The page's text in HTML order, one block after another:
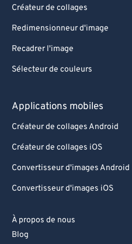
Créateur de collages
Redimensionneur d'image
Recadrer l'image
Sélecteur de couleurs
Applications mobiles
Créateur de collages Android
Créateur de collages iOS
Convertisseur d'images Android
Convertisseur d'images iOS
À propos de nous
Blog